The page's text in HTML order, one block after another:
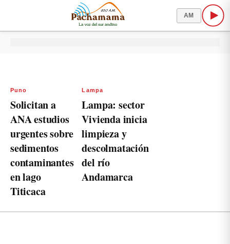
AM
Puno
Solicitan a
ANA estudios
urgentes sobre
sedimentos
contaminantes
en lago
Titicaca
Lampa
Lampa: sector
Vivienda inicia
limpieza y
descolmatación
del río
Andamarca